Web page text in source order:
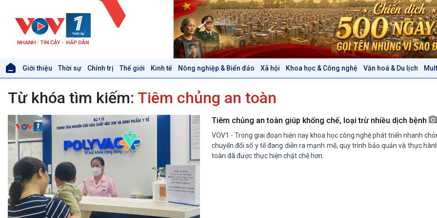
Giới thiệu Thời sự Chính trị Thế giới Kinh tế Nông nghiệp & Biển đảo Xã hội Khoa học & Công nghệ Văn hoá & Du lịch
Thời sự 6h
Thời sự 18h
Thời sự 21h30
Bản tin
Chuyên mục
Theo dòng Thời sự
Tin Chính trị
Quốc hội với cử tri
Xây dựng đảng
Đảng trong cuộc sống
Nhận diện sự thật
Hồ sơ sự kiện quốc tế
Thế giới & Việt Nam
Biên cương - Một dải vững
Xã hội
Tin Đời sống & Xã hội
Khoa học & Công nghệ
Tin Khoa học & Công nghệ
Từ khóa tìm kiếm: Tiêm chủng an toàn
Tiêm chủng an toàn giúp khống chế, loại trừ nhiều dịch bệnh
VOV1 - Trong giai đoạn hiện nay khoa học công nghệ phát triển nhanh
chuyển đổi số y tế đang diễn ra mạnh mẽ, quy trình bảo quản và thực
toàn đã được thực hiện chặt chẽ hơn.